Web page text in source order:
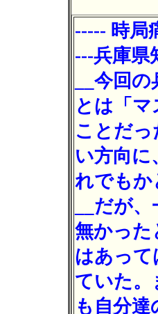
----- 時局
---兵庫県
__今回
とは「
ことだっ
い方向に
れでもか
__だが
無かった
はあっ
ていた。
も自分